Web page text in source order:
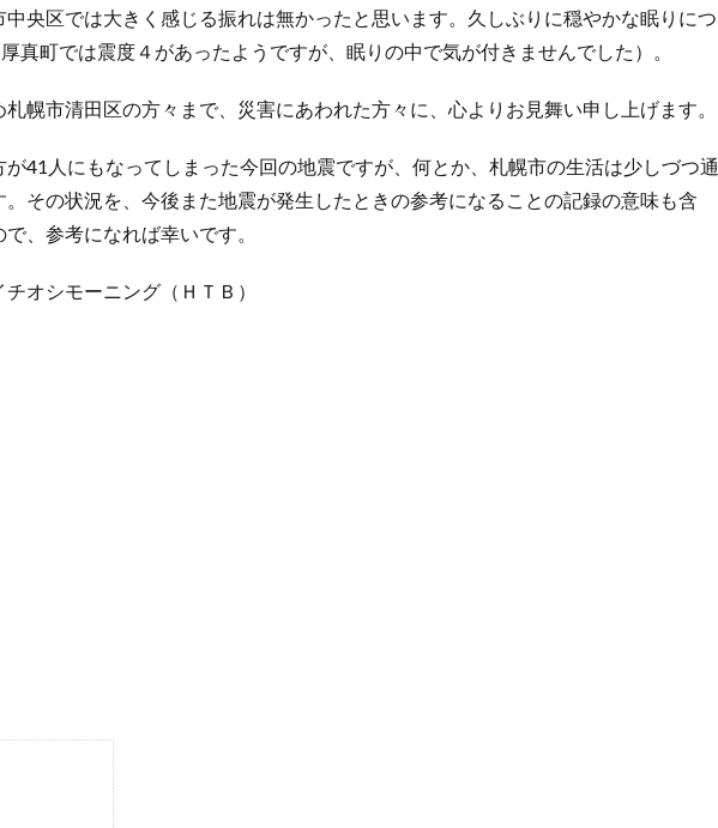
中央区では大きく感じる振れは無かったと思います。久しぶりに穏やかな眠りにつ
真町では震度４があったようですが、眠りの中で気が付きませんでした）。
幌市清田区の方々まで、災害にあわれた方々に、心よりお見舞い申し上げます。
41人にもなってしまった今回の地震ですが、何とか、札幌市の生活は少しづつ通
その状況を、今後また地震が発生したときの参考になることの記録の意味も含
、参考になれば幸いです。
オシモーニング（ＨＴＢ）